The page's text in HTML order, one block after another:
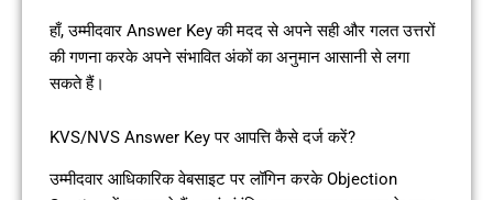
हाँ, उम्मीदवार Answer Key की मदद से अपने सही और गलत उत्तरों
की गणना करके अपने संभावित अंकों का अनुमान आसानी से लगा
सकते हैं।
KVS/NVS Answer Key पर आपत्ति कैसे दर्ज करें?
उम्मीदवार आधिकारिक वेबसाइट पर लॉगिन करके Objection